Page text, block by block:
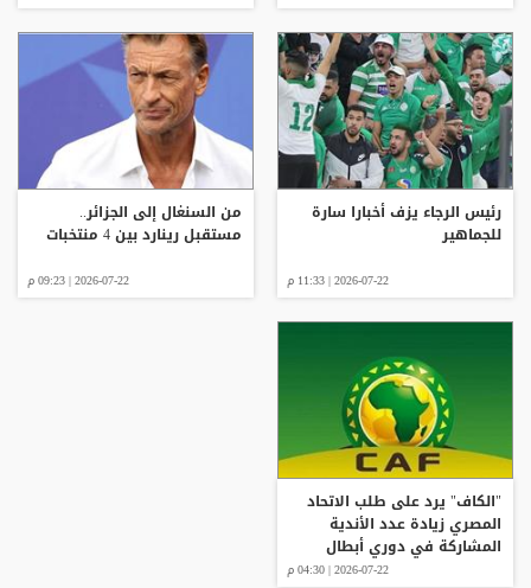
رئيس الرجاء يزف أخبارا سارة
للجماهير
2026-07-22 | 11:33 م
من السنغال إلى الجزائر..
مستقبل رينارد بين 4 منتخبات
2026-07-22 | 09:23 م
"الكاف" يرد على طلب الاتحاد
المصري زيادة عدد الأندية
المشاركة في دوري أبطال
2026-07-22 | 04:30 م